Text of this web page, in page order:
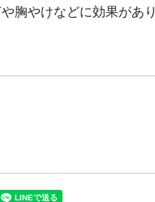
胸やけなどに効果があり